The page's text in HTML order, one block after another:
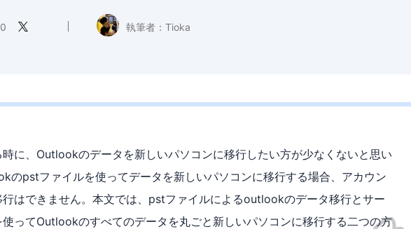
 執筆者： Tioka
に、Outlookのデータを新しいパソコンに移行したい方が少なくないと思い
のpstファイルを使ってデータを新しいパソコンに移行する場合、アカウン
行はできません。本文では、pstファイルによるoutlookのデータ移行とサー
使ってOutlookのすべてのデータを丸ごと新しいパソコンに移行する二つの方